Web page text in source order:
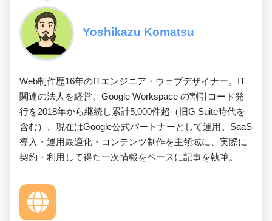
Yoshikazu Komatsu
Web制作歴16年のITエンジニア・ウェブデザイナー。IT
関連の法人を経営。Google Workspace の割引コード発
行を2018年から継続し累計5,000件超（旧G Suite時代を
含む）、現在はGoogle公式パートナーとして運用。SaaS
導入・運用最適化・コンテンツ制作を主領域に、実際に
契約・利用して得た一次情報をベースに記事を執筆。